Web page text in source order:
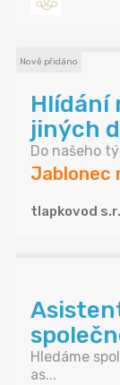
Nově přidáno
Hlídání
jiných
Do našeho
Jablonec
tlapkovod
Hledáme
as...